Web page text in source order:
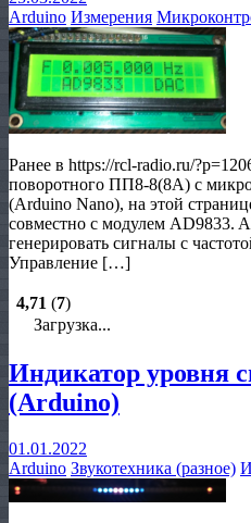
Arduino Измерения
Ранее в https://rcl-radio.ru/
поворотного ПП8-8(8А) с
(Arduino Nano), на этой
совместно с модулем AD9833.
генерировать сигналы с
Управление […]
4,71 (7)
Загрузка...
Индикатор уровня
(Arduino)
01.01.2022
Arduino Звукотехника (разное)